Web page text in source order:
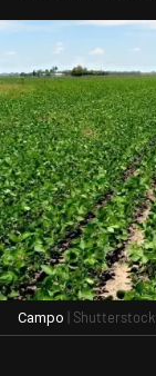
Campo | Shutterstock